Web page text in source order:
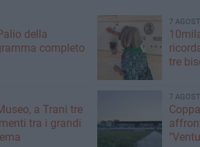
della
completo
7
tre
a Trani tre
tra i grandi
7